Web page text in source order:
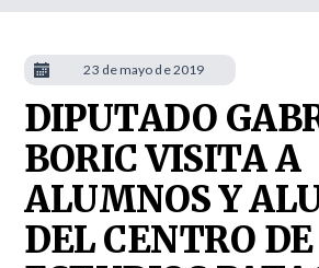
DIPUTADO
BORIC VISITA A
ALUMNOS Y
DEL CENTRO DE
23 de mayo de 2019